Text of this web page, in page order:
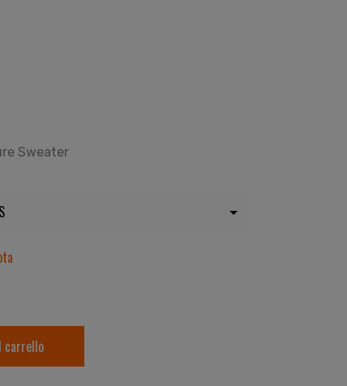
Sweater
carrello